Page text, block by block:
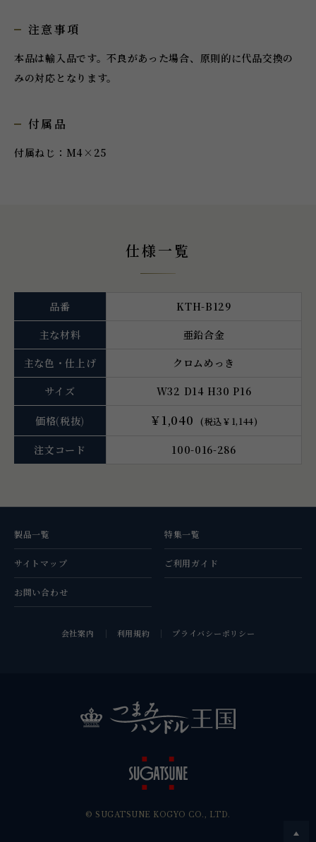
注意事項
本品は輸入品です。不良があった場合、原則的に代品交換の
みの対応となります。
付属品
付属ねじ：M4×25
仕様一覧
品番
KTH-B129
主な材料
亜鉛合金
主な色・仕上げ
クロムめっき
サイズ
W32 D14 H30 P16
価格(税抜) ￥1,040 (税込￥1,144)
注文コード 100-016-286
製品一覧 特集一覧
サイトマップ ご利用ガイド
お問い合わせ
会社案内 利用規約 プライバシーポリシー
© SUGATSUNE KOGYO CO., LTD.